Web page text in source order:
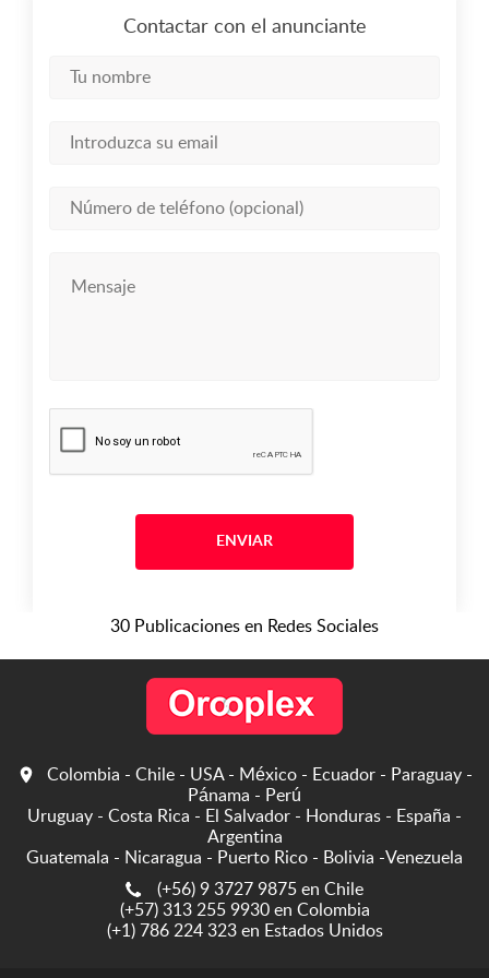
Contactar con el anunciante
ENVIAR
30 Publicaciones en Redes Sociales
Colombia - Chile - USA - México - Ecuador - Paraguay -
Pánama - Perú
Uruguay - Costa Rica - El Salvador - Honduras - España -
Argentina
Guatemala - Nicaragua - Puerto Rico - Bolivia -Venezuela
(+56) 9 3727 9875 en Chile
(+57) 313 255 9930 en Colombia
(+1) 786 224 323 en Estados Unidos